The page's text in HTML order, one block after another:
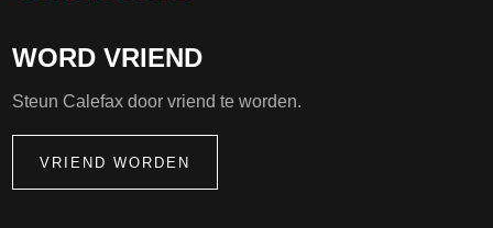
WORD VRIEND
Steun Calefax door vriend te worden.
VRIEND WORDEN